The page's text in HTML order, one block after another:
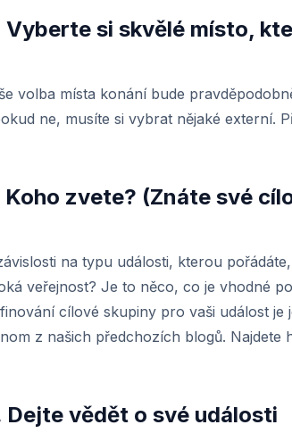
Vyberte si skvělé místo,
volba místa konání bude
ne, musíte si vybrat nějaké externí.
Koho zvete? (Znáte své
na typu události, kterou
veřejnost? Je to něco, co je vhodné
cílové skupiny pro vaši událost
z našich předchozích blogů. Najdete
Dejte vědět o své události